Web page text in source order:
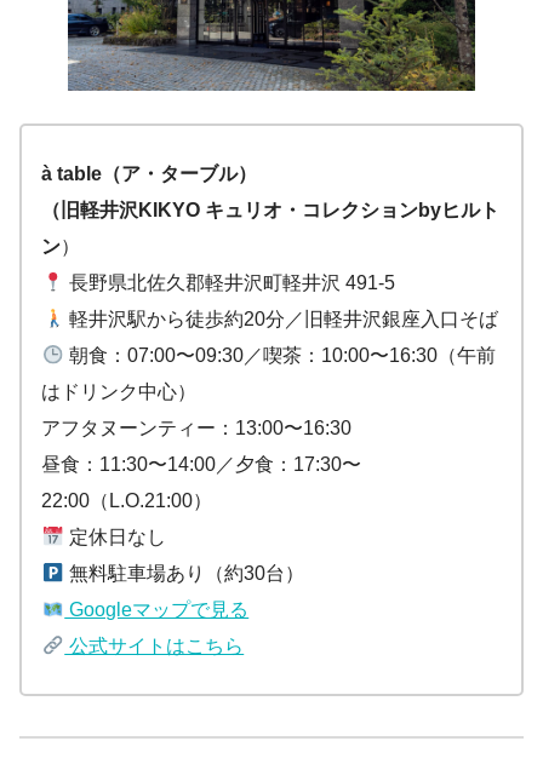
à table（ア・ターブル）
（旧軽井沢KIKYO キュリオ・コレクションbyヒルト
ン）
長野県北佐久郡軽井沢町軽井沢 491-5
軽井沢駅から徒歩約20分／旧軽井沢銀座入口そば
朝食：07:00〜09:30／喫茶：10:00〜16:30（午前
はドリンク中心）
アフタヌーンティー：13:00〜16:30
昼食：11:30〜14:00／夕食：17:30〜
22:00（L.O.21:00）
定休日なし
無料駐車場あり（約30台）
Googleマップで見る
公式サイトはこちら